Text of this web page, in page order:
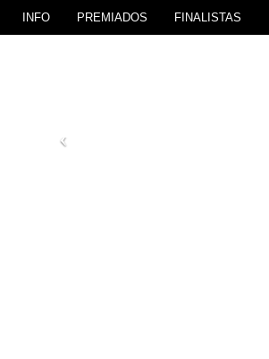
INFO PREMIADOS FINALISTAS